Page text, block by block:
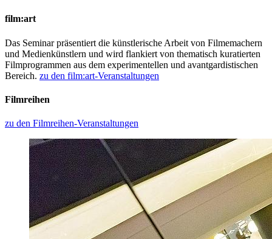
film:art
Das Seminar präsentiert die künstlerische Arbeit von Filmemachern
und Medienkünstlern und wird flankiert von thematisch kuratierten
Filmprogrammen aus dem experimentellen und avantgardistischen
Bereich. zu den film:art-Veranstaltungen
Filmreihen
zu den Filmreihen-Veranstaltungen